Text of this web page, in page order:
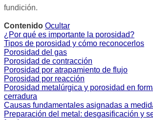
fundición.
Contenido Ocultar
¿Por qué es importante la porosidad?
Tipos de porosidad y cómo reconocerlos
Porosidad del gas
Porosidad de contracción
Porosidad por atrapamiento de flujo
Porosidad por reacción
Porosidad metalúrgica y porosidad en
cerradura
Causas fundamentales asignadas a
Preparación del metal: desgasificación y